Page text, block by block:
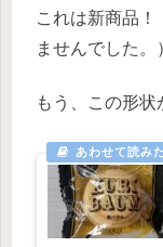
これは新商品！
ませんでした。
もう、この形